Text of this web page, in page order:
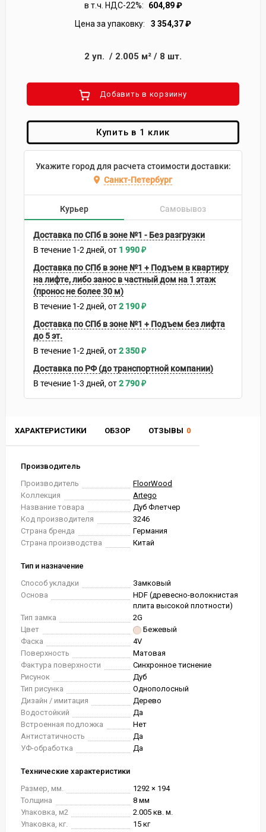
ХАРАКТЕРИСТИКИ ОБЗОР ОТЗЫВЫ 0
Производитель
Производитель
FloorWood
Коллекция
Artego
Название товара
Дуб Флетчер
Код производителя
3246
Страна бренда
Германия
Страна производства
Китай
Тип и назначение
Способ укладки
Замковый
Основа
HDF (древесно-волокнистая
плита высокой плотности)
Тип замка
2G
Цвет
Бежевый
Фаска
4V
Поверхность
Матовая
Фактура поверхности
Синхронное тиснение
Рисунок
Дуб
Тип рисунка
Однополосный
Дизайн / имитация
Дерево
Водостойкий
Да
Встроенная подложка
Нет
Антистатичность
Да
УФ-обработка
Да
Технические характеристики
Размер, мм.
1292 × 194
Толщина
8 мм
Упаковка, м2
2.005 кв. м.
Упаковка, кг.
15 кг
в т.ч. НДС-22%:
604,89₽
Цена за упаковку:
3 354,37₽
2 уп. / 2.005 м² / 8 шт.
Добавить в корзиину
Купить в 1 клик
Укажите город для расчета стоимости доставки:
Санкт-Петербург
Курьер Самовывоз
Доставка по СПб в зоне №1 - Без разгрузки
В течение 1-2 дней 1 990₽
Доставка по СПб в зоне №1 + Подъем в квартиру
на лифте, либо занос в частный дом на 1 этаж
(пронос не более 30 м)
В течение 1-2 дней 2 190₽
Доставка по СПб в зоне №1 + Подъем без лифта
до 5 эт.
В течение 1-2 дней 2 350₽
Доставка по РФ (до транспортной компании)
В течение 1-3 дней 2 790₽